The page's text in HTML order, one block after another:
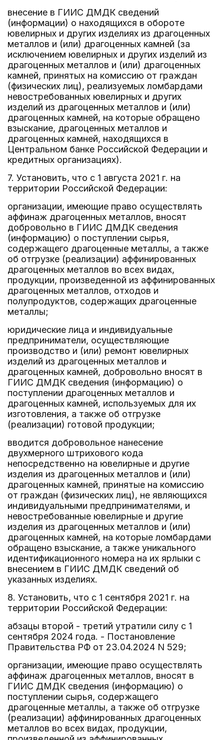
внесение в ГИИС ДМДК сведений
(информации) о находящихся в обороте
ювелирных и других изделиях из драгоценных
металлов и (или) драгоценных камней (за
исключением ювелирных и других изделий из
драгоценных металлов и (или) драгоценных
камней, принятых на комиссию от граждан
(физических лиц), реализуемых ломбардами
невостребованных ювелирных и других
изделий из драгоценных металлов и (или)
драгоценных камней, на которые обращено
взыскание, драгоценных металлов и
драгоценных камней, находящихся в
Центральном банке Российской Федерации и
кредитных организациях).
7. Установить, что с 1 августа 2021 г. на
территории Российской Федерации:
организации, имеющие право осуществлять
аффинаж драгоценных металлов, вносят
добровольно в ГИИС ДМДК сведения
(информацию) о поступлении сырья,
содержащего драгоценные металлы, а также
об отгрузке (реализации) аффинированных
драгоценных металлов во всех видах,
продукции, произведенной из аффинированных
драгоценных металлов, отходов и
полупродуктов, содержащих драгоценные
металлы;
юридические лица и индивидуальные
предприниматели, осуществляющие
производство и (или) ремонт ювелирных
изделий из драгоценных металлов и
драгоценных камней, добровольно вносят в
ГИИС ДМДК сведения (информацию) о
поступлении драгоценных металлов и
драгоценных камней, используемых для их
изготовления, а также об отгрузке
(реализации) готовой продукции;
вводится добровольное нанесение
двухмерного штрихового кода
непосредственно на ювелирные и другие
изделия из драгоценных металлов и (или)
драгоценных камней, принятые на комиссию
от граждан (физических лиц), не являющихся
индивидуальными предпринимателями, и
невостребованные ювелирные и другие
изделия из драгоценных металлов и (или)
драгоценных камней, на которые ломбардами
обращено взыскание, а также уникального
идентификационного номера на их ярлыки с
внесением в ГИИС ДМДК сведений об
указанных изделиях.
8. Установить, что с 1 сентября 2021 г. на
территории Российской Федерации:
абзацы второй - третий утратили силу с 1
сентября 2024 года. - Постановление
Правительства РФ от 23.04.2024 N 529;
организации, имеющие право осуществлять
аффинаж драгоценных металлов, вносят в
ГИИС ДМДК сведения (информацию) о
поступлении сырья, содержащего
драгоценные металлы, а также об отгрузке
(реализации) аффинированных драгоценных
металлов во всех видах, продукции,